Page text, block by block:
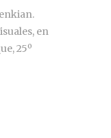
en
25º